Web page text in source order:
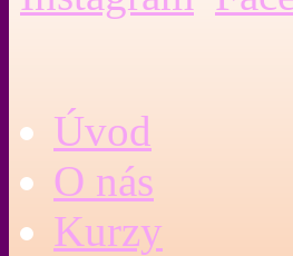
Úvod
O nás
Kurzy